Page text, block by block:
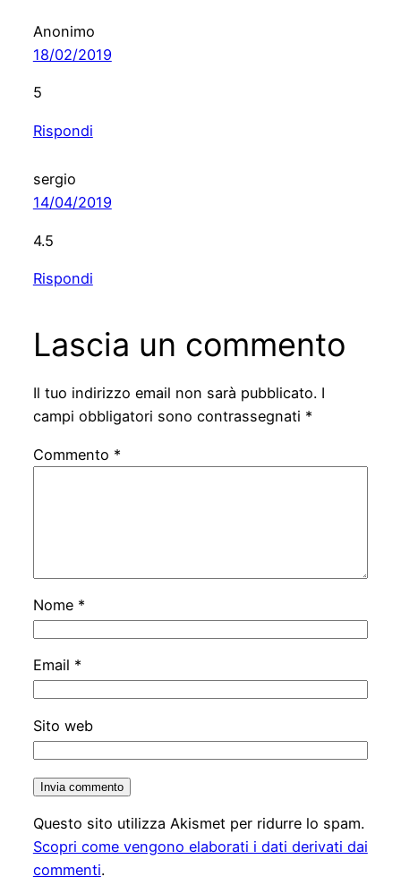
Anonimo
18/02/2019
5
Rispondi
sergio
14/04/2019
4.5
Rispondi
Lascia un commento
Il tuo indirizzo email non sarà pubblicato. I
campi obbligatori sono contrassegnati *
Commento *
Nome *
Email *
Sito web
Questo sito utilizza Akismet per ridurre lo spam.
Scopri come vengono elaborati i dati derivati dai
commenti.